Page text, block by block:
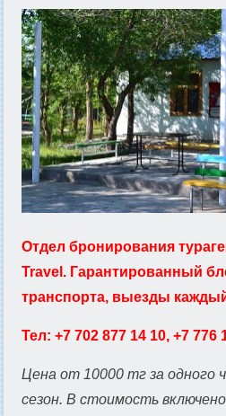
Отдел бронирования
Travel. Гарантированный
транспорта, выезды
Тел: +7 702 877 14 10, +7 776
Цена от 10000 тг за одного
сезон. В стоимость